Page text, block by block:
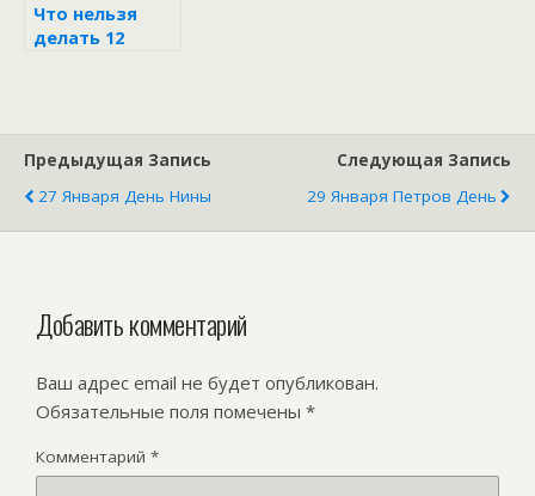
Что нельзя
делать 12
беды и печали
Предыдущая Запись
27 Января День Нины
Следующая Запись
29 Января Петров День
Добавить комментарий
Ваш адрес email не будет опубликован.
Обязательные поля помечены *
Комментарий *